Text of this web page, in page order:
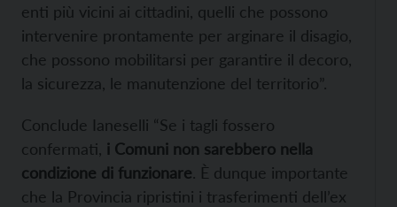
enti più vicini ai cittadini, quelli che possono
intervenire prontamente per arginare il disagio,
che possono mobilitarsi per garantire il decoro,
la sicurezza, le manutenzione del territorio”.
Conclude Ianeselli “Se i tagli fossero
confermati, i Comuni non sarebbero nella
condizione di funzionare. È dunque importante
che la Provincia ripristini i trasferimenti dell’ex